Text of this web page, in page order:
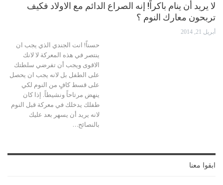
لا يريد أن ينام باكراً! إنه الصراع الدائم مع الاولاد فكيف
تربحون معارك النوم ؟
أبريل 21, 2014
حسناً! انت الجندي الذي يجب ان
ينتصر في هذه المعركة لا لانك
الاقوى ويجب أن تفرضي سلطتك
على الطفل بل لانه يجب ان يحصل
على قسط كافٍ من النوم لكي
ينهض مرتاحاً ونشيطاً. إذا كان
طفلك يدخلك في معركة قبل النوم
لانه يريد أن يسهر بعد عليك
بالنصائح…
ابقوا معنا